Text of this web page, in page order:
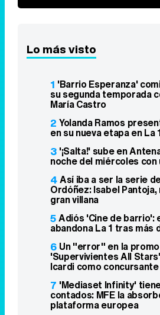
Lo más visto
1 'Barrio Esperanza'
su segunda temporada
María Castro
2 Yolanda Ramos
en su nueva etapa en La
3 '¡Salta!' sube en
noche del miércoles con
4Así iba a ser la serie
Ordóñez: Isabel
gran villana
5Adiós 'Cine de barrio':
abandona La 1 tras más
6 Un "error" en la
'Supervivientes All
Icardi como concursante
7 'Mediaset Infinity'
contados: MFE la
plataforma europea